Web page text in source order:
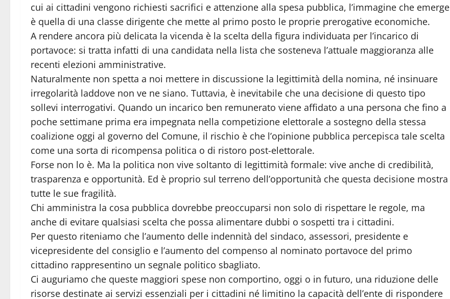
cui ai cittadini vengono richiesti sacrifici e attenzione alla spesa pubblica, l’immagine che emerge
è quella di una classe dirigente che mette al primo posto le proprie prerogative economiche.
A rendere ancora più delicata la vicenda è la scelta della figura individuata per l’incarico di
portavoce: si tratta infatti di una candidata nella lista che sosteneva l’attuale maggioranza alle
recenti elezioni amministrative.
Naturalmente non spetta a noi mettere in discussione la legittimità della nomina, né insinuare
irregolarità laddove non ve ne siano. Tuttavia, è inevitabile che una decisione di questo tipo
sollevi interrogativi. Quando un incarico ben remunerato viene affidato a una persona che fino a
poche settimane prima era impegnata nella competizione elettorale a sostegno della stessa
coalizione oggi al governo del Comune, il rischio è che l’opinione pubblica percepisca tale scelta
come una sorta di ricompensa politica o di ristoro post-elettorale.
Forse non lo è. Ma la politica non vive soltanto di legittimità formale: vive anche di credibilità,
trasparenza e opportunità. Ed è proprio sul terreno dell’opportunità che questa decisione mostra
tutte le sue fragilità.
Chi amministra la cosa pubblica dovrebbe preoccuparsi non solo di rispettare le regole, ma
anche di evitare qualsiasi scelta che possa alimentare dubbi o sospetti tra i cittadini.
Per questo riteniamo che l’aumento delle indennità del sindaco, assessori, presidente e
vicepresidente del consiglio e l’aumento del compenso al nominato portavoce del primo
cittadino rappresentino un segnale politico sbagliato.
Ci auguriamo che queste maggiori spese non comportino, oggi o in futuro, una riduzione delle
risorse destinate ai servizi essenziali per i cittadini né limitino la capacità dell’ente di rispondere